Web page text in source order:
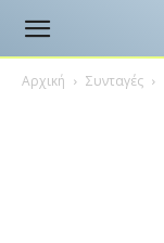
Αρχική Συνταγές